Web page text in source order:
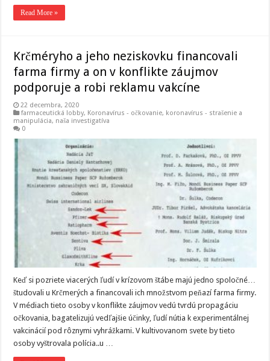
Read More »
Krčméryho a jeho neziskovku financovali
farma firmy a on v konflikte záujmov
podporuje a robi reklamu vakcíne
22 decembra, 2020
farmaceutická lobby, Koronavírus - očkovanie, koronavírus - strašenie a
manipulácia, naša investigatíva
0
Keď si pozriete viacerých ľudí v krízovom štábe majú jedno spoločné…
študovali u Krčmerých a financovali ich množstvom peňazí farma firmy.
V médiach tieto osoby v konflikte záujmov vedú tvrdú propagáciu
očkovania, bagatelizujú vedľajšie účinky, ľudí nútia k experimentálnej
vakcinácií pod rôznymi vyhrážkami. V kultivovanom svete by tieto
osoby vyštrovala polícia..u …